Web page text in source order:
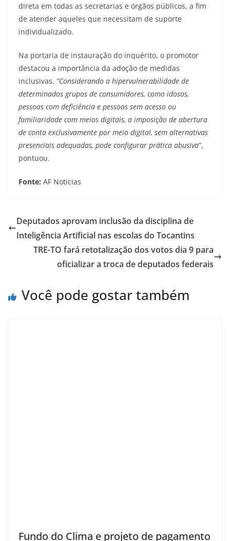
direta em todas as secretarias e órgãos públicos, a fim
de atender aqueles que necessitam de suporte
individualizado.
Na portaria de instauração do inquérito, o promotor
destacou a importância da adoção de medidas
inclusivas. “Considerando a hipervulnerabilidade de
determinados grupos de consumidores, como idosos,
pessoas com deficiência e pessoas sem acesso ou
familiaridade com meios digitais, a imposição de abertura
de conta exclusivamente por meio digital, sem alternativas
presenciais adequadas, pode configurar prática abusiva”,
pontuou.
Fonte: AF Noticias
Deputados aprovam inclusão da disciplina de
Inteligência Artificial nas escolas do Tocantins
TRE-TO fará retotalização dos votos dia 9 para
oficializar a troca de deputados federais
Você pode gostar também
Fundo do Clima e projeto de pagamento